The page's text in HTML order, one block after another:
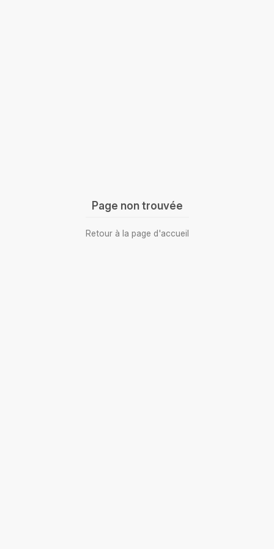
Page non trouvée
Retour à la page d'accueil